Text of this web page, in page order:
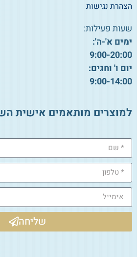
הצהרת נגישות
שעות פעילות:
ימים א'-ה':
9:00-20:00
יום ו' וחגים:
9:00-14:00
למוצרים מותאמים אישית
שליחה